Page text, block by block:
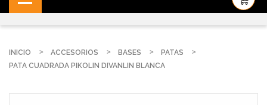
INICIO ACCESORIOS BASES
PATAS
PATA CUADRADA PIKOLIN DIVANLIN BLANCA